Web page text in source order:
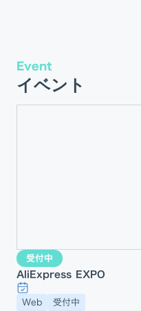
Event
イベント
受付中
AliExpress EXPO
Web 受付中